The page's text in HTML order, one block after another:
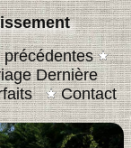
Dernière
Contact